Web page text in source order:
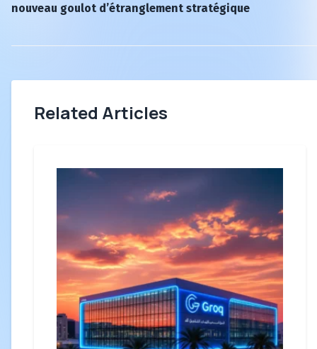
nouveau goulot d’étranglement stratégique
Related Articles